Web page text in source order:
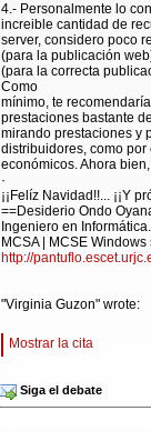
4.- Personalmente lo
increible cantidad de
server, considero poco
(para la publicación
(para la correcta
Como
mínimo, te
prestaciones bastante
mirando prestaciones y
distribuidores, como
económicos. Ahora
·
¡¡Felíz Navidad!!... ¡¡Y
==Desiderio Ondo
Ingeniero en Informática.
MCSA | MCSE
http://
"Virginia Guzon" wrote:
Mostrar la cita
Siga el debate